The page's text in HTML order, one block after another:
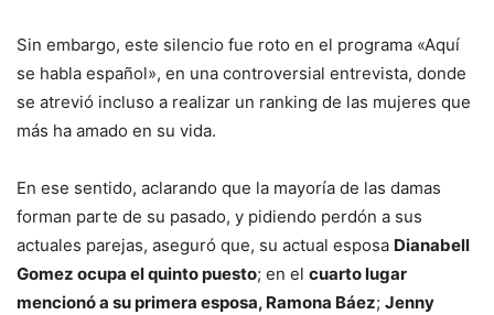
Sin embargo, este silencio fue roto en el programa «Aquí
se habla español», en una controversial entrevista, donde
se atrevió incluso a realizar un ranking de las mujeres que
más ha amado en su vida.
En ese sentido, aclarando que la mayoría de las damas
forman parte de su pasado, y pidiendo perdón a sus
actuales parejas, aseguró que, su actual esposa Dianabell
Gomez ocupa el quinto puesto; en el cuarto lugar
mencionó a su primera esposa, Ramona Báez; Jenny